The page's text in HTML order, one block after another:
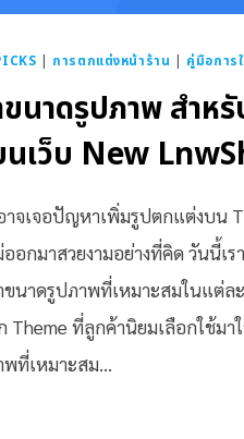
การตกแต่งหน้าร้าน คู่มือการ
นาดรูปภาพ สำห
เว็บ New
จเจอปัญหาเพิ่มรูปตกแต่งบน
อกมาสวยงามอย่างที่คิด วันนี้เ
นาดรูปภาพที่เหมาะสมในแต่ล
Theme ที่ลูกค้านิยมเลือกใช้ม
พที่เหมาะสม…